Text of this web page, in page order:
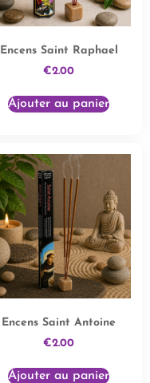
Encens Saint Raphael
€2.00
Ajouter au panier
Encens Saint Antoine
€2.00
Ajouter au panier